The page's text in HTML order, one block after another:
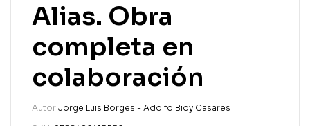
Alias. Obra
completa en
colaboración
Autor:Jorge Luis Borges - Adolfo Bioy Casares